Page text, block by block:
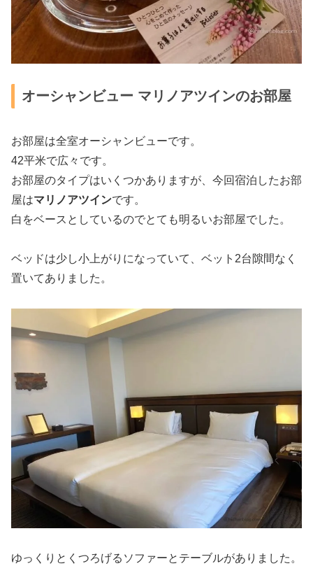
オーシャンビュー マリノアツインのお部屋
お部屋は全室オーシャンビューです。
42平米で広々です。
お部屋のタイプはいくつかありますが、今回宿泊したお部
屋はマリノアツインです。
白をベースとしているのでとても明るいお部屋でした。
ベッドは少し小上がりになっていて、ベット2台隙間なく
置いてありました。
ゆっくりとくつろげるソファーとテーブルがありました。